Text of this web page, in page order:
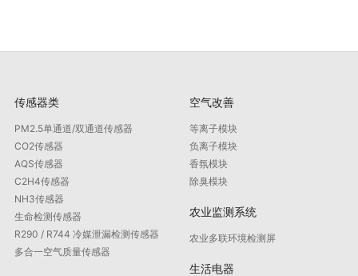
传感器类
PM2.5单通道/双通道传感器
CO2传感器
AQS传感器
C2H4传感器
NH3传感器
生命检测传感器
R290 / R744 冷媒泄漏检测传感器
多合一空气质量传感器
空气改善
等离子模块
负离子模块
香氛模块
除臭模块
农业监测系统
农业多联环境检测屏
生活电器